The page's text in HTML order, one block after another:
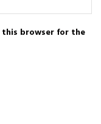
this browser for the